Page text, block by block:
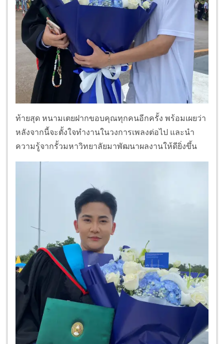
ท้ายสุด หนามเตยฝากขอบคุณทุกคนอีกครั้ง พร้อมเผยว่า
หลังจากนี้จะตั้งใจทำงานในวงการเพลงต่อไป และนำ
ความรู้จากรั้วมหาวิทยาลัยมาพัฒนาผลงานให้ดียิ่งขึ้น